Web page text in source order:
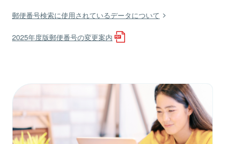
郵便番号検索に使用されているデータについて
2025年度版郵便番号の変更案内